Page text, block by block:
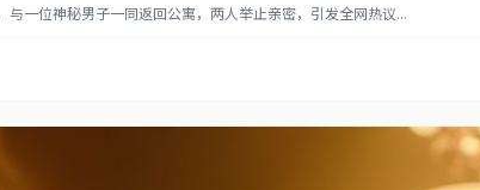
一位神秘男子一同返回公寓，两人举止亲密，引发全网热议...